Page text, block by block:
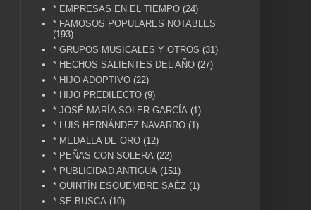
* EMPRESAS EN EL TIEMPO (24)
* FAMOSOS POPULARES NOTABLES
(193)
* GRUPOS MUSICALES Y OTROS (31)
* HECHOS SALIENTES DEL AÑO (27)
* HIJO ADOPTIVO (22)
* HIJO PREDILECTO (9)
* JOSÉ MARÍA SOLER GARCÍA (1)
* LUIS HERNÁNDEZ NAVARRO (1)
* MEDALLA DE ORO (12)
* PEÑAS CON SOLERA (22)
* PUBLICIDAD ANTIGUA (151)
* QUINTÍN ESQUEMBRE SAÉZ (1)
* SE BUSCA (10)